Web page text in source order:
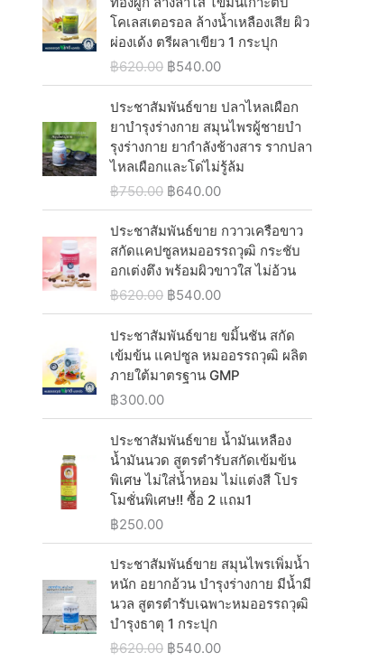
0
.
:
฿
2
,
0
6
0
.
0
0
.
2
,
0
0
.
0
0
i
c
w
s
:
฿
1
,
2
5
0
.
0
0
.
c
e
฿
9
4
0
0
0
.
i
n
a
p
r
i
c
w
s
:
฿
1
,
0
8
0
0
0
.
e
n
r
i
c
e
฿
1
,
3
0
.
0
.
โคเลสเตอรอล ล้างน้ำเหลืองเสีย ผิว
ผ่องเด้ง ตรีผลาเขียว 1 กระปุก
฿620.00 O
r
i
g
i
n
a
p
r
i
e
a
s
:
6
2
0
.
0
.
฿540.00C
u
r
r
e
n
t
r
i
c
฿
5
0
.
0
0
.
ประชาสัมพันธ์ขาย ปลาไหลเผือก
ยาบำรุงร่างกาย สมุนไพรผู้ชายบํา
รุงร่างกาย ยากำลังช้างสาร รากปลา
ไหลเผือกและโด่ไม่รู้ล้ม
฿750.00 O
r
i
g
i
n
l
p
r
w
a
s
:
7
5
0
.
0
0
฿640.00C
u
r
r
e
n
p
r
i
s
:
฿
6
0
.
0
0
ประชาสัมพันธ์ขาย กวาวเครือขาว
สกัดแคปซูลหมออรรถวุฒิ กระชับ
อกเต่งตึง พร้อมผิวขาวใส ไม่อ้วน
฿620.00 O
r
i
g
i
l
p
r
i
a
s
:
฿
6
฿540.00C
u
r
r
e
p
r
i
c
:
฿
5
0
ประชาสัมพันธ์ขาย ขมิ้นชัน สกัด
เข้มข้น แคปซูล หมออรรถวุฒิ ผลิต
ภายใต้มาตรฐาน GMP
฿300.00
ประชาสัมพันธ์ขาย น้ำมันเหลือง
น้ำมันนวด สูตรตำรับสกัดเข้มข้น
พิเศษ ไม่ใส่น้ำหอม ไม่แต่งสี โปร
โมชั่นพิเศษ!! ซื้อ 2 แถม1
฿250.00
ประชาสัมพันธ์ขาย สมุนไพรเพิ่มน้ำ
หนัก อยากอ้วน บำรุงร่างกาย มีน้ำมี
นวล สูตรตำรับเฉพาะหมออรรถวุฒิ
บำรุงธาตุ 1 กระปุก
฿620.00 O
฿540.00C